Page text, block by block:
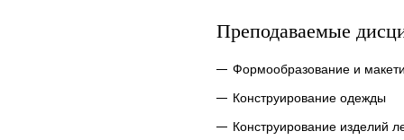
Преподаваемые
Формообразование и
Конструирование одежды
Конструирование изделий